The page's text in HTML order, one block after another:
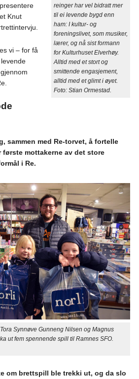
reinger har vel bidratt mer
til ei levende bygd enn
ham: I kultur- og
foreningslivet, som musiker,
lærer, og nå sist formann
for Kulturhuset Elverhøy.
Alltid med et stort og
smittende engasjement,
alltid med et glimt i øyet.
Foto: Stian Ormestad.
Knut
vi – for få
sammen med Re-torvet, å fortelle
første mottakerne av det store
i Re.
Synnøve Gunneng Nilsen og Magnus
ut fem spennende spill til Ramnes SFO.
om brettspill ble trekki ut, og da slo